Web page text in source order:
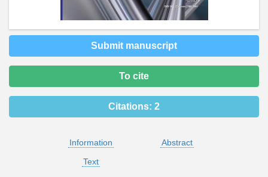
Submit manuscript
To cite
Citations: 2
Information
Abstract
Text